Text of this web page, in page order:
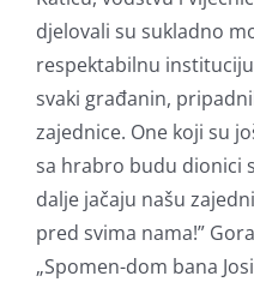
djelovali su sukladno
respektabilnu
svaki građanin,
zajednice. One koji su
sa hrabro budu dionici
dalje jačaju našu
pred svima nama!”
„Spomen-dom bana